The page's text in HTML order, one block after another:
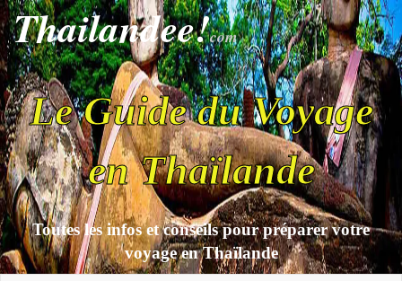
Thailandee!com
Le Guide du Voyage
en Thaïlande
Toutes les infos et conseils pour préparer votre
voyage en Thaïlande